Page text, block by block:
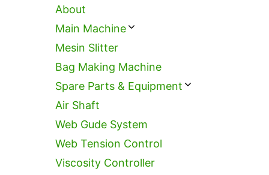
About
Main Machine
Mesin Slitter
Bag Making Machine
Spare Parts & Equipment
Air Shaft
Web Gude System
Web Tension Control
Viscosity Controller